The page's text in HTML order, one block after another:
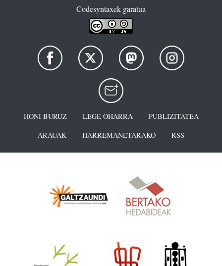
Codesyntaxek garatua
HONI BURUZ LEGE OHARRA
PUBLIZITATEA
ARAUAK
HARREMANETARAKO RSS